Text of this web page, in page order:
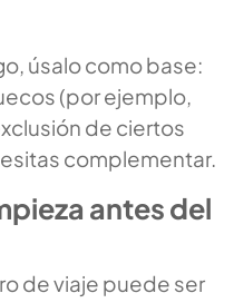
úsalo como base:
(por ejemplo,
de ciertos
complementar.
antes del
de viaje puede ser